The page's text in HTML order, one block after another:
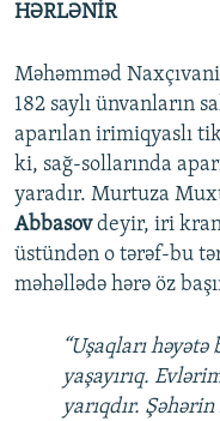
HƏRLƏNİR
Məhəmməd
182 saylı ünvanların
aparılan irimiqyaslı
ki, sağ-sollarında
yaradır. Murtuza
Abbasovdeyir, iri
üstündən o tərəf-bu
məhəllədə hərə öz
“Uşaqları
yaşayırıq.
yarıqdır.